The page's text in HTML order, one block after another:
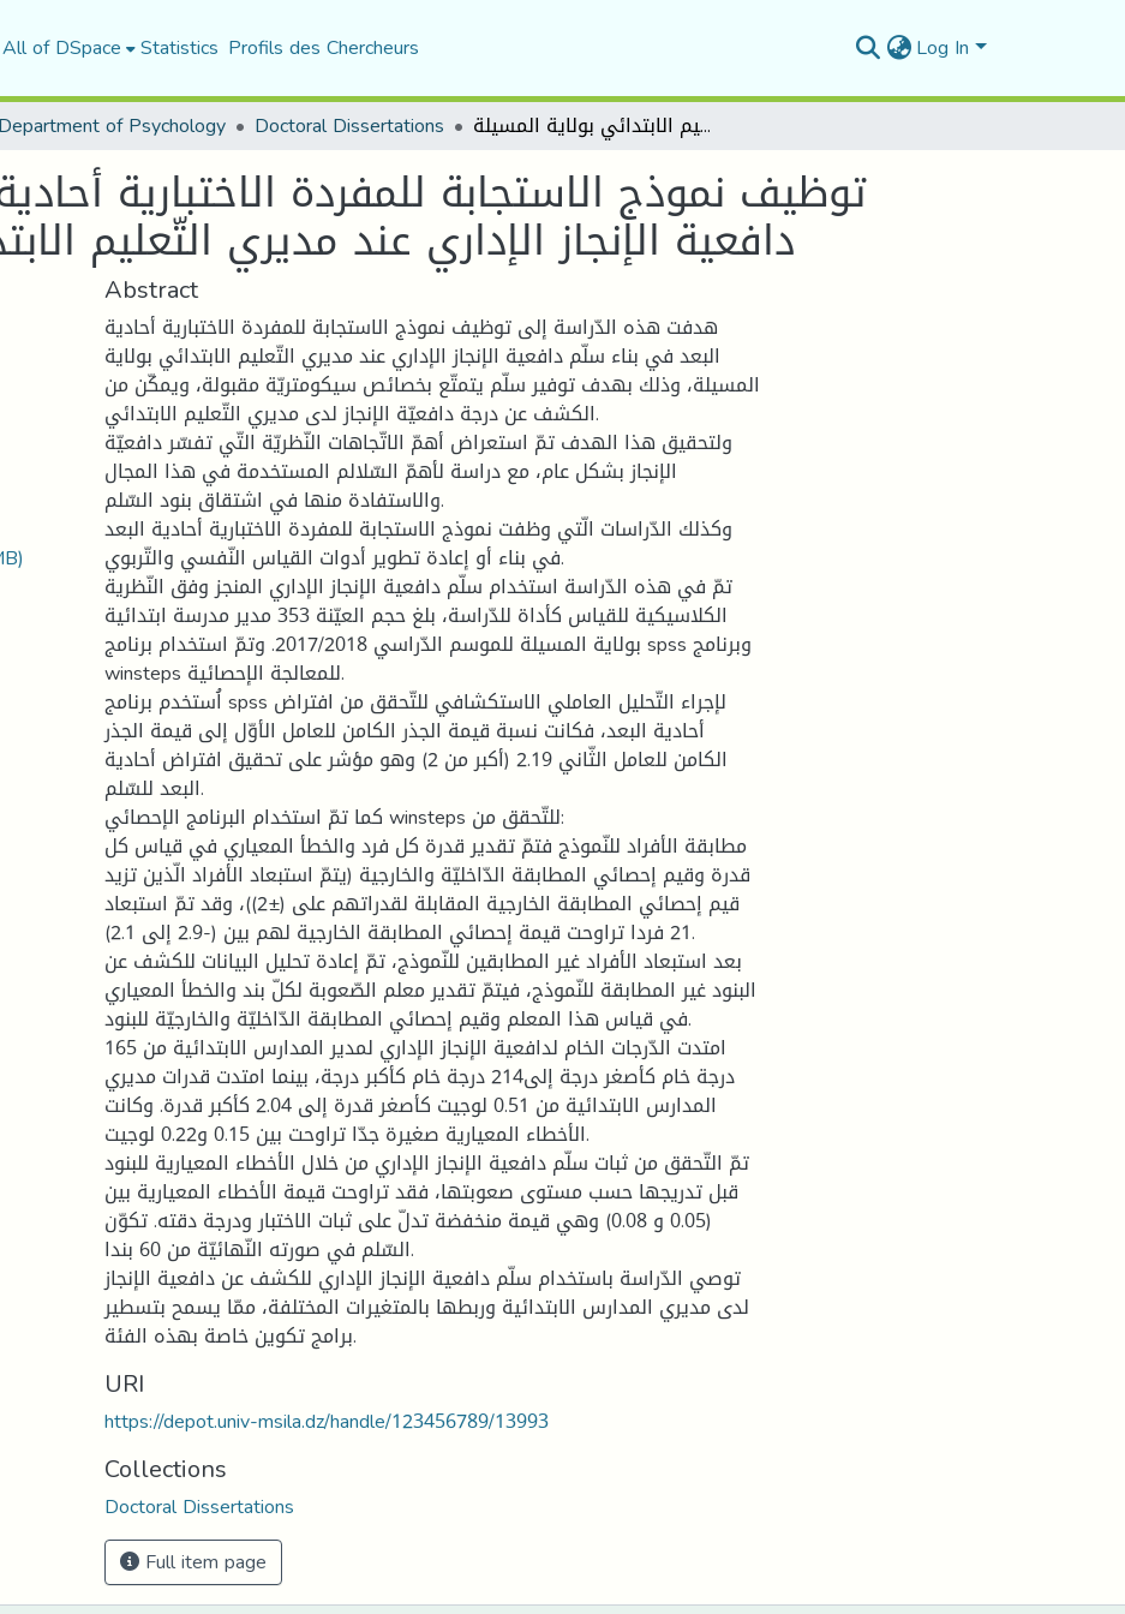
All of DSpace Statistics Profils des Chercheurs Log In
Department of Psychology Doctoral Dissertations توظيف نموذج الاستجابة للمفردة الاختبارية أحادية البعد في بناء سلّم دافعية الإنجاز الإداري عند مديري التّعليم الابتدائي بولاية المسيلة
توظيف نموذج الاستجابة للمفردة الاختبارية
دافعية الإنجاز الإداري عند مديري التّعليم
Abstract
هدفت هذه الدّراسة إلى توظيف نموذج الاستجابة للمفردة الاختبارية أحادية
البعد في بناء سلّم دافعية الإنجاز الإداري عند مديري التّعليم الابتدائي بولاية
المسيلة، وذلك بهدف توفير سلّم يتمتّع بخصائص سيكومتريّة مقبولة، ويمكّن من
الكشف عن درجة دافعيّة الإنجاز لدى مديري التّعليم الابتدائي.
ولتحقيق هذا الهدف تمّ استعراض أهمّ الاتّجاهات النّظريّة التّي تفسّر دافعيّة
الإنجاز بشكل عام، مع دراسة لأهمّ السّلالم المستخدمة في هذا المجال
والاستفادة منها في اشتقاق بنود السّلم.
وكذلك الدّراسات الّتي وظفت نموذج الاستجابة للمفردة الاختبارية أحادية البعد
في بناء أو إعادة تطوير أدوات القياس النّفسي والتّربوي.
تمّ في هذه الدّراسة استخدام سلّم دافعية الإنجاز الإداري المنجز وفق النّظرية
الكلاسيكية للقياس كأداة للدّراسة، بلغ حجم العيّنة 353 مدير مدرسة ابتدائية
بولاية المسيلة للموسم الدّراسي 2017/2018. وتمّ استخدام برنامج spss وبرنامج
winsteps للمعالجة الإحصائية.
اُستخدم برنامج spss لإجراء التّحليل العاملي الاستكشافي للتّحقق من افتراض
أحادية البعد، فكانت نسبة قيمة الجذر الكامن للعامل الأوّل إلى قيمة الجذر
الكامن للعامل الثّاني 2.19 (أكبر من 2) وهو مؤشر على تحقيق افتراض أحادية
البعد للسّلم.
كما تمّ استخدام البرنامج الإحصائي winsteps للتّحقق من:
مطابقة الأفراد للنّموذج فتمّ تقدير قدرة كل فرد والخطأ المعياري في قياس كل
قدرة وقيم إحصائي المطابقة الدّاخليّة والخارجية (يتمّ استبعاد الأفراد الّذين تزيد
قيم إحصائي المطابقة الخارجية المقابلة لقدراتهم على (±2))، وقد تمّ استبعاد
21 فردا تراوحت قيمة إحصائي المطابقة الخارجية لهم بين (-2.9 إلى 2.1).
بعد استبعاد الأفراد غير المطابقين للنّموذج، تمّ إعادة تحليل البيانات للكشف عن
البنود غير المطابقة للنّموذج، فيتمّ تقدير معلم الصّعوبة لكلّ بند والخطأ المعياري
في قياس هذا المعلم وقيم إحصائي المطابقة الدّاخليّة والخارجيّة للبنود.
امتدت الدّرجات الخام لدافعية الإنجاز الإداري لمدير المدارس الابتدائية من 165
درجة خام كأصغر درجة إلى214 درجة خام كأكبر درجة، بينما امتدت قدرات مديري
المدارس الابتدائية من 0.51 لوجيت كأصغر قدرة إلى 2.04 كأكبر قدرة. وكانت
الأخطاء المعيارية صغيرة جدّا تراوحت بين 0.15 و0.22 لوجيت.
تمّ التّحقق من ثبات سلّم دافعية الإنجاز الإداري من خلال الأخطاء المعيارية للبنود
قبل تدريجها حسب مستوى صعوبتها، فقد تراوحت قيمة الأخطاء المعيارية بين
(0.05 و 0.08) وهي قيمة منخفضة تدلّ على ثبات الاختبار ودرجة دقته. تكوّن
السّلم في صورته النّهائيّة من 60 بندا.
توصي الدّراسة باستخدام سلّم دافعية الإنجاز الإداري للكشف عن دافعية الإنجاز
لدى مديري المدارس الابتدائية وربطها بالمتغيرات المختلفة، ممّا يسمح بتسطير
برامج تكوين خاصة بهذه الفئة.
URI
https://depot.univ-msila.dz/handle/123456789/13993
Collections
Doctoral Dissertations
Full item page